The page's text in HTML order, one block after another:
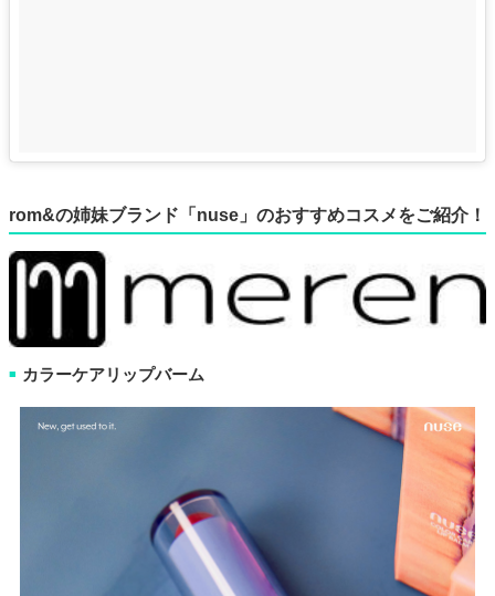
rom&の姉妹ブランド「nuse」のおすすめコスメをご紹介！
■ カラーケアリップバーム